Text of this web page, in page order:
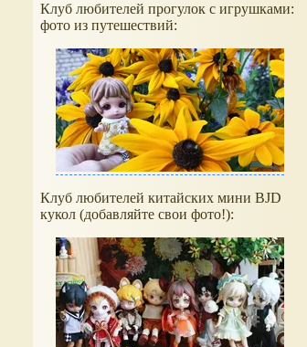
Клуб любителей прогулок с игрушками:
фото из путешествий:
Клуб любителей китайских мини BJD
кукол (добавляйте свои фото!):